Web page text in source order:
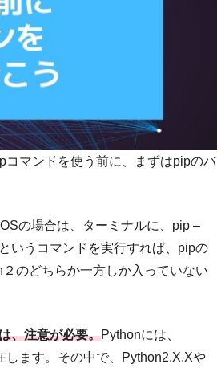
マンドを使う前に、まずはpipのバ
の場合は、ターミナルに、pip –
いうコマンドを実行すれば、pipの
のどちらか一方しか入っていない
、注意が必要。Pythonには、
ます。その中で、Python2.X.Xや